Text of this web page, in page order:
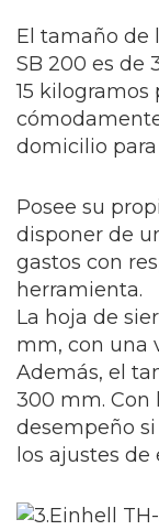
El tamaño de
SB 200 es de
15
domicilio
Posee su
disponer de
gastos con
herramienta.
La hoja de
mm, con una
Además, el
300 mm. Con
desempeño
los ajustes